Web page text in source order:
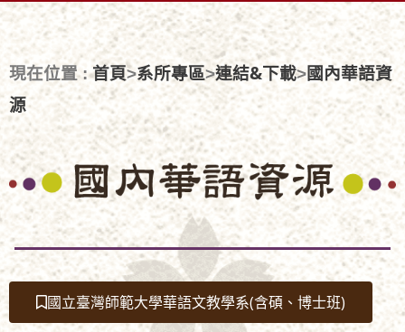
現在位置 :首頁>系所專區>連結&下載>國內華語資
源
國立臺灣師範大學華語文教學系(含碩、博士班)